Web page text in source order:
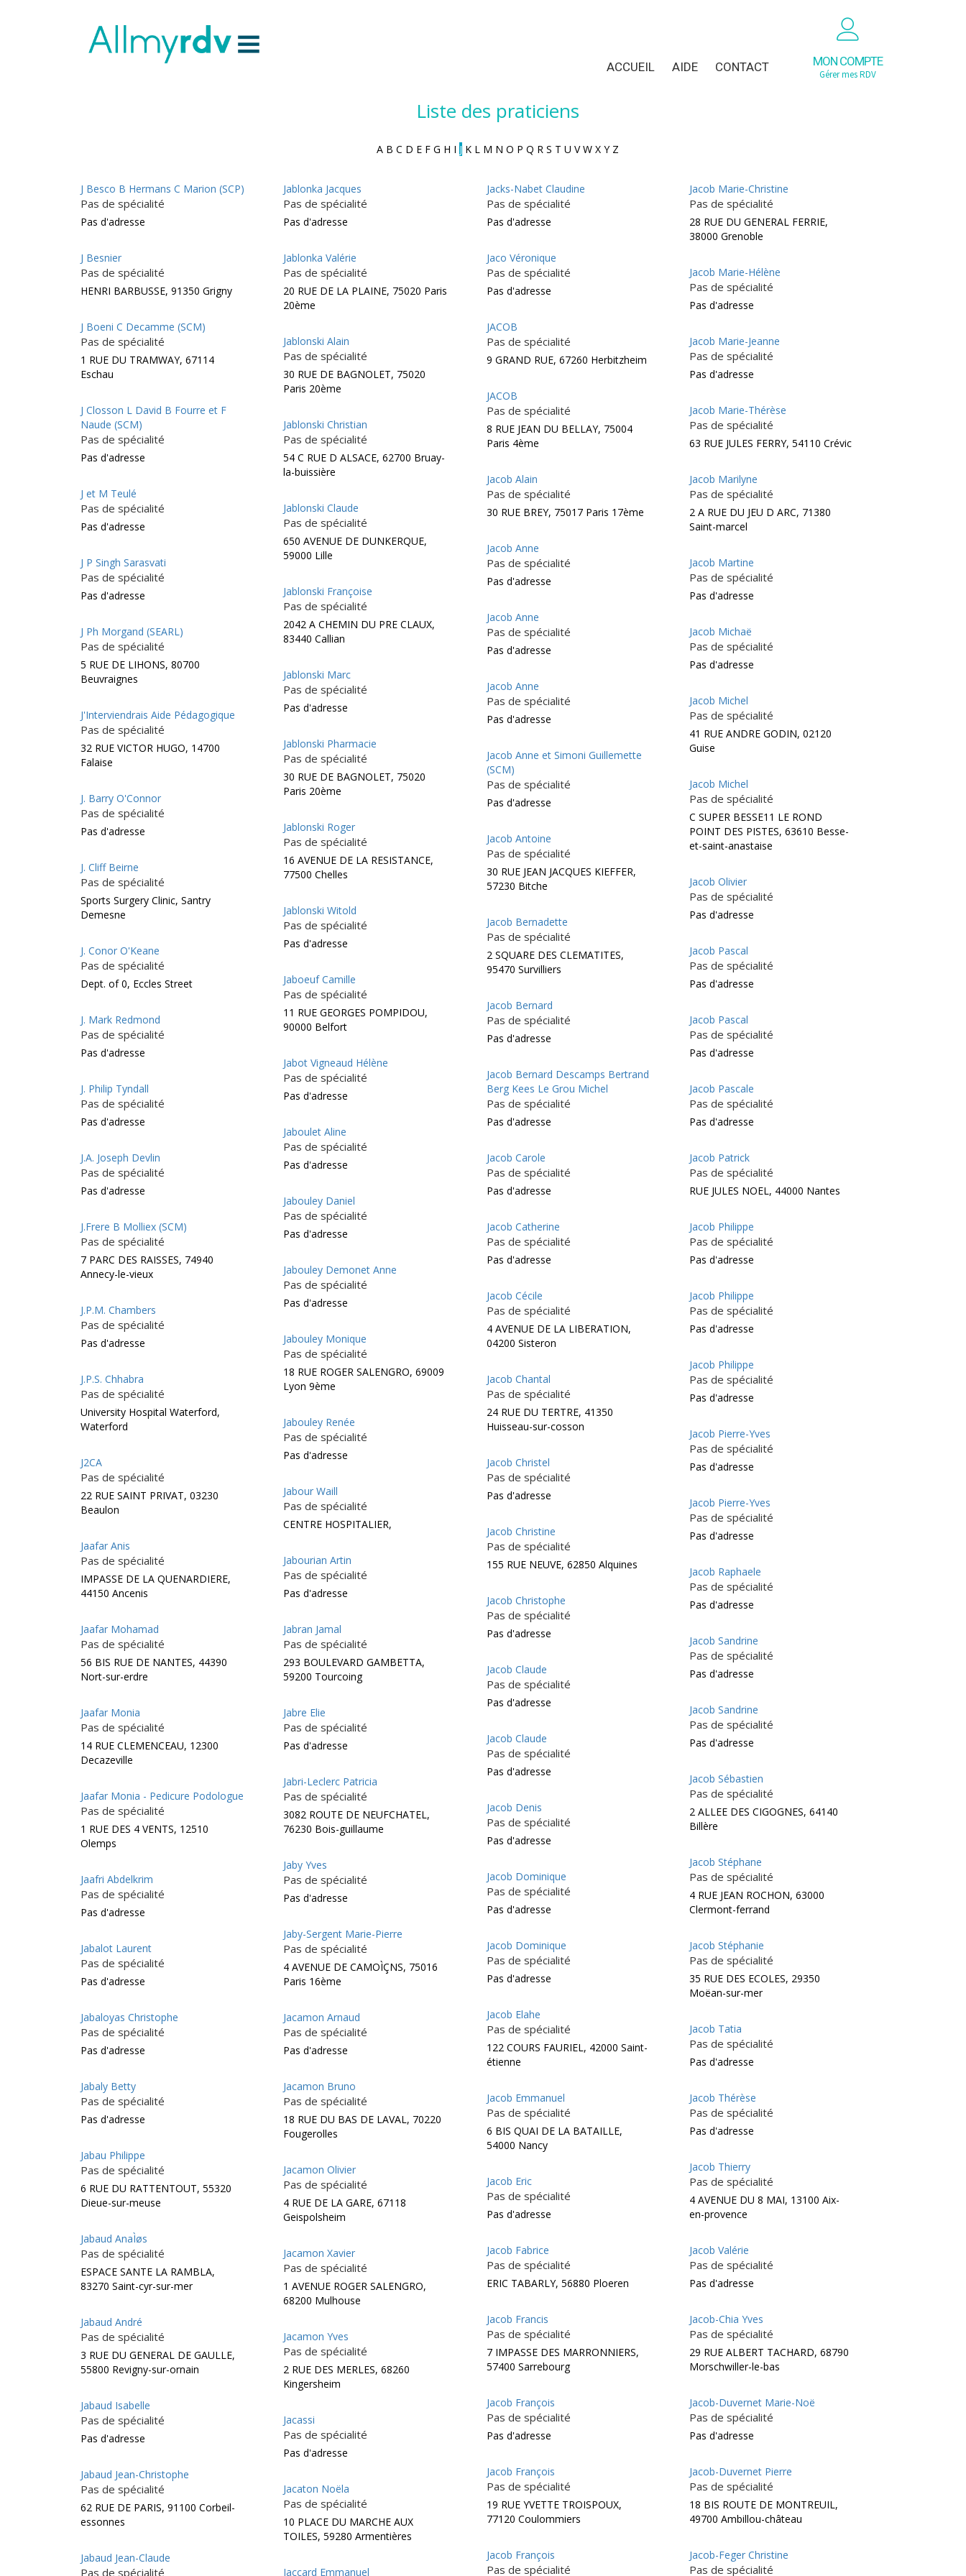
MON COMPTE
Gérer mes RDV
ACCUEIL AIDE CONTACT
Liste des praticiens
A B C D E F G H I J K L M N O P Q R S T U V W X Y Z
J Besco B Hermans C Marion (SCP)
Pas de spécialité
Pas d'adresse
J Besnier
Pas de spécialité
HENRI BARBUSSE, 91350 Grigny
J Boeni C Decamme (SCM)
Pas de spécialité
1 RUE DU TRAMWAY, 67114
Eschau
J Closson L David B Fourre et F
Naude (SCM)
Pas de spécialité
Pas d'adresse
J et M Teulé
Pas de spécialité
Pas d'adresse
J P Singh Sarasvati
Pas de spécialité
Pas d'adresse
J Ph Morgand (SEARL)
Pas de spécialité
5 RUE DE LIHONS, 80700
Beuvraignes
J'Interviendrais Aide Pédagogique
Pas de spécialité
32 RUE VICTOR HUGO, 14700
Falaise
J. Barry O'Connor
Pas de spécialité
Pas d'adresse
J. Cliff Beirne
Pas de spécialité
Sports Surgery Clinic, Santry
Demesne
J. Conor O'Keane
Pas de spécialité
Dept. of 0, Eccles Street
J. Mark Redmond
Pas de spécialité
Pas d'adresse
J. Philip Tyndall
Pas de spécialité
Pas d'adresse
J.A. Joseph Devlin
Pas de spécialité
Pas d'adresse
J.Frere B Molliex (SCM)
Pas de spécialité
7 PARC DES RAISSES, 74940
Annecy-le-vieux
J.P.M. Chambers
Pas de spécialité
Pas d'adresse
J.P.S. Chhabra
Pas de spécialité
University Hospital Waterford,
Waterford
J2CA
Pas de spécialité
22 RUE SAINT PRIVAT, 03230
Beaulon
Jaafar Anis
Pas de spécialité
IMPASSE DE LA QUENARDIERE,
44150 Ancenis
Jaafar Mohamad
Pas de spécialité
56 BIS RUE DE NANTES, 44390
Nort-sur-erdre
Jaafar Monia
Pas de spécialité
14 RUE CLEMENCEAU, 12300
Decazeville
Jaafar Monia - Pedicure Podologue
Pas de spécialité
1 RUE DES 4 VENTS, 12510
Olemps
Jaafri Abdelkrim
Pas de spécialité
Pas d'adresse
Jabalot Laurent
Pas de spécialité
Pas d'adresse
Jabaloyas Christophe
Pas de spécialité
Pas d'adresse
Jabaly Betty
Pas de spécialité
Pas d'adresse
Jabau Philippe
Pas de spécialité
6 RUE DU RATTENTOUT, 55320
Dieue-sur-meuse
Jabaud AnaÌøs
Pas de spécialité
ESPACE SANTE LA RAMBLA,
83270 Saint-cyr-sur-mer
Jabaud André
Pas de spécialité
3 RUE DU GENERAL DE GAULLE,
55800 Revigny-sur-ornain
Jabaud Isabelle
Pas de spécialité
Pas d'adresse
Jabaud Jean-Christophe
Pas de spécialité
62 RUE DE PARIS, 91100 Corbeil-
essonnes
Jabaud Jean-Claude
Pas de spécialité
Jablonka Jacques
Pas de spécialité
Pas d'adresse
Jablonka Valérie
Pas de spécialité
20 RUE DE LA PLAINE, 75020 Paris
20ème
Jablonski Alain
Pas de spécialité
30 RUE DE BAGNOLET, 75020
Paris 20ème
Jablonski Christian
Pas de spécialité
54 C RUE D ALSACE, 62700 Bruay-
la-buissière
Jablonski Claude
Pas de spécialité
650 AVENUE DE DUNKERQUE,
59000 Lille
Jablonski Françoise
Pas de spécialité
2042 A CHEMIN DU PRE CLAUX,
83440 Callian
Jablonski Marc
Pas de spécialité
Pas d'adresse
Jablonski Pharmacie
Pas de spécialité
30 RUE DE BAGNOLET, 75020
Paris 20ème
Jablonski Roger
Pas de spécialité
16 AVENUE DE LA RESISTANCE,
77500 Chelles
Jablonski Witold
Pas de spécialité
Pas d'adresse
Jaboeuf Camille
Pas de spécialité
11 RUE GEORGES POMPIDOU,
90000 Belfort
Jabot Vigneaud Hélène
Pas de spécialité
Pas d'adresse
Jaboulet Aline
Pas de spécialité
Pas d'adresse
Jabouley Daniel
Pas de spécialité
Pas d'adresse
Jabouley Demonet Anne
Pas de spécialité
Pas d'adresse
Jabouley Monique
Pas de spécialité
18 RUE ROGER SALENGRO, 69009
Lyon 9ème
Jabouley Renée
Pas de spécialité
Pas d'adresse
Jabour Waill
Pas de spécialité
CENTRE HOSPITALIER,
Jabourian Artin
Pas de spécialité
Pas d'adresse
Jabran Jamal
Pas de spécialité
293 BOULEVARD GAMBETTA,
59200 Tourcoing
Jabre Elie
Pas de spécialité
Pas d'adresse
Jabri-Leclerc Patricia
Pas de spécialité
3082 ROUTE DE NEUFCHATEL,
76230 Bois-guillaume
Jaby Yves
Pas de spécialité
Pas d'adresse
Jaby-Sergent Marie-Pierre
Pas de spécialité
4 AVENUE DE CAMOÌÇNS, 75016
Paris 16ème
Jacamon Arnaud
Pas de spécialité
Pas d'adresse
Jacamon Bruno
Pas de spécialité
18 RUE DU BAS DE LAVAL, 70220
Fougerolles
Jacamon Olivier
Pas de spécialité
4 RUE DE LA GARE, 67118
Geispolsheim
Jacamon Xavier
Pas de spécialité
1 AVENUE ROGER SALENGRO,
68200 Mulhouse
Jacamon Yves
Pas de spécialité
2 RUE DES MERLES, 68260
Kingersheim
Jacassi
Pas de spécialité
Pas d'adresse
Jacaton Noëla
Pas de spécialité
10 PLACE DU MARCHE AUX
TOILES, 59280 Armentières
Jaccard Emmanuel
Jacks-Nabet Claudine
Pas de spécialité
Pas d'adresse
Jaco Véronique
Pas de spécialité
Pas d'adresse
JACOB
Pas de spécialité
9 GRAND RUE, 67260 Herbitzheim
JACOB
Pas de spécialité
8 RUE JEAN DU BELLAY, 75004
Paris 4ème
Jacob Alain
Pas de spécialité
30 RUE BREY, 75017 Paris 17ème
Jacob Anne
Pas de spécialité
Pas d'adresse
Jacob Anne
Pas de spécialité
Pas d'adresse
Jacob Anne
Pas de spécialité
Pas d'adresse
Jacob Anne et Simoni Guillemette
(SCM)
Pas de spécialité
Pas d'adresse
Jacob Antoine
Pas de spécialité
30 RUE JEAN JACQUES KIEFFER,
57230 Bitche
Jacob Bernadette
Pas de spécialité
2 SQUARE DES CLEMATITES,
95470 Survilliers
Jacob Bernard
Pas de spécialité
Pas d'adresse
Jacob Bernard Descamps Bertrand
Berg Kees Le Grou Michel
Pas de spécialité
Pas d'adresse
Jacob Carole
Pas de spécialité
Pas d'adresse
Jacob Catherine
Pas de spécialité
Pas d'adresse
Jacob Cécile
Pas de spécialité
4 AVENUE DE LA LIBERATION,
04200 Sisteron
Jacob Chantal
Pas de spécialité
24 RUE DU TERTRE, 41350
Huisseau-sur-cosson
Jacob Christel
Pas de spécialité
Pas d'adresse
Jacob Christine
Pas de spécialité
155 RUE NEUVE, 62850 Alquines
Jacob Christophe
Pas de spécialité
Pas d'adresse
Jacob Claude
Pas de spécialité
Pas d'adresse
Jacob Claude
Pas de spécialité
Pas d'adresse
Jacob Denis
Pas de spécialité
Pas d'adresse
Jacob Dominique
Pas de spécialité
Pas d'adresse
Jacob Dominique
Pas de spécialité
Pas d'adresse
Jacob Elahe
Pas de spécialité
122 COURS FAURIEL, 42000 Saint-
étienne
Jacob Emmanuel
Pas de spécialité
6 BIS QUAI DE LA BATAILLE,
54000 Nancy
Jacob Eric
Pas de spécialité
Pas d'adresse
Jacob Fabrice
Pas de spécialité
ERIC TABARLY, 56880 Ploeren
Jacob Francis
Pas de spécialité
7 IMPASSE DES MARRONNIERS,
57400 Sarrebourg
Jacob François
Pas de spécialité
Pas d'adresse
Jacob François
Pas de spécialité
19 RUE YVETTE TROISPOUX,
77120 Coulommiers
Jacob François
Pas de spécialité
Jacob Marie-Christine
Pas de spécialité
28 RUE DU GENERAL FERRIE,
38000 Grenoble
Jacob Marie-Hélène
Pas de spécialité
Pas d'adresse
Jacob Marie-Jeanne
Pas de spécialité
Pas d'adresse
Jacob Marie-Thérèse
Pas de spécialité
63 RUE JULES FERRY, 54110 Crévic
Jacob Marilyne
Pas de spécialité
2 A RUE DU JEU D ARC, 71380
Saint-marcel
Jacob Martine
Pas de spécialité
Pas d'adresse
Jacob Michaë
Pas de spécialité
Pas d'adresse
Jacob Michel
Pas de spécialité
41 RUE ANDRE GODIN, 02120
Guise
Jacob Michel
Pas de spécialité
C SUPER BESSE11 LE ROND
POINT DES PISTES, 63610 Besse-
et-saint-anastaise
Jacob Olivier
Pas de spécialité
Pas d'adresse
Jacob Pascal
Pas de spécialité
Pas d'adresse
Jacob Pascal
Pas de spécialité
Pas d'adresse
Jacob Pascale
Pas de spécialité
Pas d'adresse
Jacob Patrick
Pas de spécialité
RUE JULES NOEL, 44000 Nantes
Jacob Philippe
Pas de spécialité
Pas d'adresse
Jacob Philippe
Pas de spécialité
Pas d'adresse
Jacob Philippe
Pas de spécialité
Pas d'adresse
Jacob Pierre-Yves
Pas de spécialité
Pas d'adresse
Jacob Pierre-Yves
Pas de spécialité
Pas d'adresse
Jacob Raphaele
Pas de spécialité
Pas d'adresse
Jacob Sandrine
Pas de spécialité
Pas d'adresse
Jacob Sandrine
Pas de spécialité
Pas d'adresse
Jacob Sébastien
Pas de spécialité
2 ALLEE DES CIGOGNES, 64140
Billère
Jacob Stéphane
Pas de spécialité
4 RUE JEAN ROCHON, 63000
Clermont-ferrand
Jacob Stéphanie
Pas de spécialité
35 RUE DES ECOLES, 29350
Moëan-sur-mer
Jacob Tatia
Pas de spécialité
Pas d'adresse
Jacob Thérèse
Pas de spécialité
Pas d'adresse
Jacob Thierry
Pas de spécialité
4 AVENUE DU 8 MAI, 13100 Aix-
en-provence
Jacob Valérie
Pas de spécialité
Pas d'adresse
Jacob-Chia Yves
Pas de spécialité
29 RUE ALBERT TACHARD, 68790
Morschwiller-le-bas
Jacob-Duvernet Marie-Noë
Pas de spécialité
Pas d'adresse
Jacob-Duvernet Pierre
Pas de spécialité
18 BIS ROUTE DE MONTREUIL,
49700 Ambillou-château
Jacob-Feger Christine
Pas de spécialité